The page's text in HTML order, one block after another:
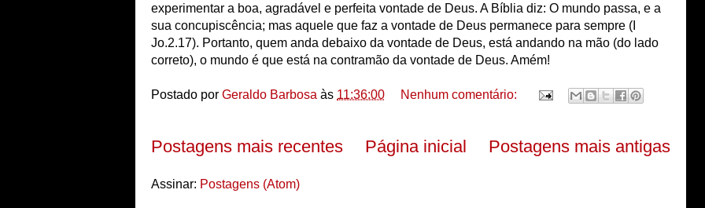
experimentar a boa, agradável e perfeita vontade de Deus. A Bíblia diz: O mundo passa, e a
sua concupiscência; mas aquele que faz a vontade de Deus permanece para sempre (I
Jo.2.17). Portanto, quem anda debaixo da vontade de Deus, está andando na mão (do lado
correto), o mundo é que está na contramão da vontade de Deus. Amém!
Postado por Geraldo Barbosa às 11:36:00 Nenhum comentário:
Postagens mais recentes Postagens mais antigas
Página inicial
Assinar: Postagens (Atom)